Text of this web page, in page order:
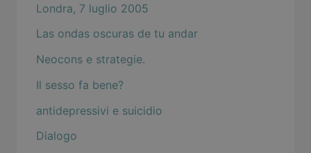
Londra, 7 luglio 2005
Las ondas oscuras de tu andar
Neocons e strategie.
Il sesso fa bene?
antidepressivi e suicidio
Dialogo